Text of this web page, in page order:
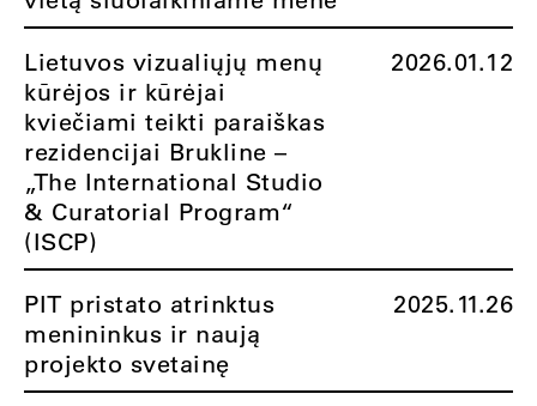
Lietuvos vizualiųjų menų
kūrėjos ir kūrėjai
kviečiami teikti paraiškas
rezidencijai Brukline –
„The International Studio
& Curatorial Program“
(ISCP)
2026.01.12
PIT pristato atrinktus
menininkus ir naują
projekto svetainę
2025.11.26